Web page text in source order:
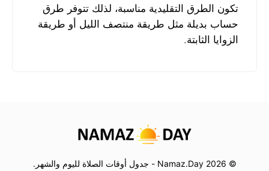
تكون الطرق التقليدية مناسبة، لذلك تتوفر طرق
حساب بديلة مثل طريقة منتصف الليل أو طريقة
الزوايا الثابتة.
© 2026 Namaz.Day - جدول أوقات الصلاة لليوم والشهر.